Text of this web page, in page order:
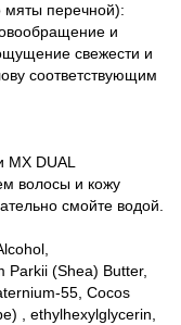
мяты перечной):
и
свежести и
соответствующим
MX DUAL
волосы и кожу
смойте водой.
Parkii (Shea) Butter,
55, Cocos
, ethylhexylglycerin,